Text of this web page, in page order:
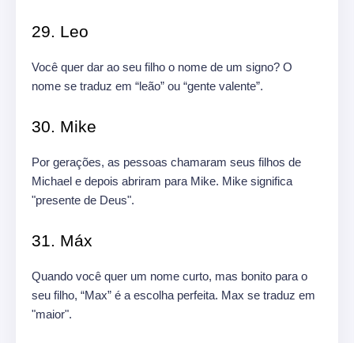
29. Leo
Você quer dar ao seu filho o nome de um signo? O
nome se traduz em “leão” ou “gente valente”.
30. Mike
Por gerações, as pessoas chamaram seus filhos de
Michael e depois abriram para Mike. Mike significa
"presente de Deus".
31. Máx
Quando você quer um nome curto, mas bonito para o
seu filho, “Max” é a escolha perfeita. Max se traduz em
"maior".